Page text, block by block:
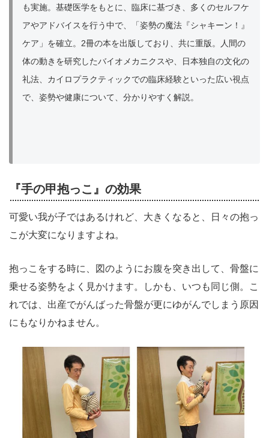
も実施。基礎医学をもとに、臨床に基づき、多くのセルフケ
アやアドバイスを行う中で、「姿勢の魔法『シャキーン！』
ケア」を確立。2冊の本を出版しており、共に重版。人間の
体の動きを研究したバイオメカニクスや、日本独自の文化の
礼法、カイロプラクティックでの臨床経験といった広い視点
で、姿勢や健康について、分かりやすく解説。
『手の甲抱っこ』の効果
可愛い我が子ではあるけれど、大きくなると、日々の抱っ
こが大変になりますよね。
抱っこをする時に、図のようにお腹を突き出して、骨盤に
乗せる姿勢をよく見かけます。しかも、いつも同じ側。こ
れでは、出産でがんばった骨盤が更にゆがんでしまう原因
にもなりかねません。